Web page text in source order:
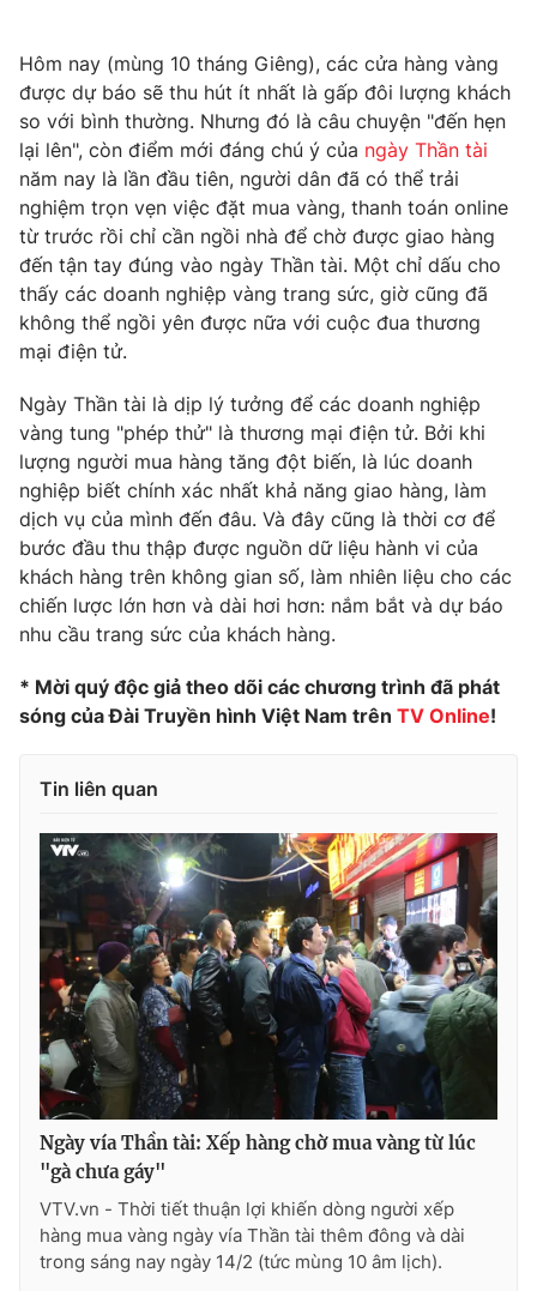
Thế giới đó đây
Câu chuyện quốc tế
Tài chính
Thị trường
Góc doanh nghiệp
Dữ liệu và đời sống
Truyền hình
Phim VTV
Hậu trường
Nhân vật
Khán giả
Giải sao mai
Giải trí
Điện ảnh
Âm nhạc
Đời sống
Du lịch
Làm đẹp
Chất lượng cuộc sống
Tuyển sinh
Học trực tuyến
Công nghệ
Hitech Công nghệ tương lai
Sản phẩm
Thị trường
Tư vấn
Giao lưu trực tuyến
Lịch phát sóng
Chuyên mục khác
Emagazine Podcast
Photo
Video Shorts video
VTV Money VTV Thể thao
VTV Sức khoẻ Bất động sản
Thị trường 24h Tấm lòng Việt
VTV4 Vươn mình bằng AI
VTV9 VTV8
Liên hệ tòa soạn English
Hôm nay (mùng 10 tháng Giêng), các cửa hàng vàng
được dự báo sẽ thu hút ít nhất là gấp đôi lượng khách
so với bình thường. Nhưng đó là câu chuyện "đến hẹn
lại lên", còn điểm mới đáng chú ý của ngày Thần tài
năm nay là lần đầu tiên, người dân đã có thể trải
nghiệm trọn vẹn việc đặt mua vàng, thanh toán online
từ trước rồi chỉ cần ngồi nhà để chờ được giao hàng
đến tận tay đúng vào ngày Thần tài. Một chỉ dấu cho
thấy các doanh nghiệp vàng trang sức, giờ cũng đã
không thể ngồi yên được nữa với cuộc đua thương
mại điện tử.
Ngày Thần tài là dịp lý tưởng để các doanh nghiệp
vàng tung "phép thử" là thương mại điện tử. Bởi khi
lượng người mua hàng tăng đột biến, là lúc doanh
nghiệp biết chính xác nhất khả năng giao hàng, làm
dịch vụ của mình đến đâu. Và đây cũng là thời cơ để
bước đầu thu thập được nguồn dữ liệu hành vi của
khách hàng trên không gian số, làm nhiên liệu cho các
chiến lược lớn hơn và dài hơi hơn: nắm bắt và dự báo
nhu cầu trang sức của khách hàng.
* Mời quý độc giả theo dõi các chương trình đã phát
sóng của Đài Truyền hình Việt Nam trên TV Online!
Tin liên quan
Ngày vía Thần tài: Xếp hàng chờ mua vàng từ lúc
"gà chưa gáy"
VTV.vn - Thời tiết thuận lợi khiến dòng người xếp
hàng mua vàng ngày vía Thần tài thêm đông và dài
trong sáng nay ngày 14/2 (tức mùng 10 âm lịch).